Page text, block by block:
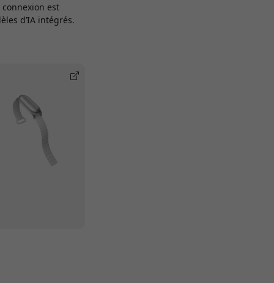
est
d’IA intégrés.